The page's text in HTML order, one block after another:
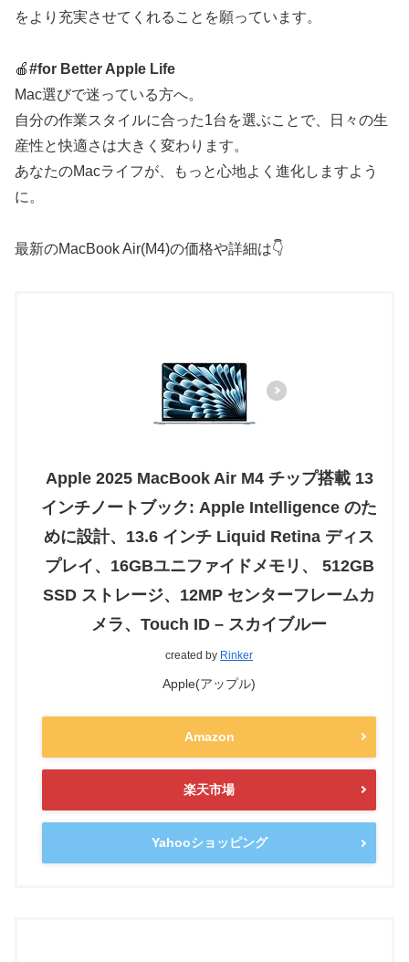
をより充実させてくれることを願っています。
🍎#for Better Apple Life
Mac選びで迷っている方へ。
自分の作業スタイルに合った1台を選ぶことで、日々の生
産性と快適さは大きく変わります。
あなたのMacライフが、もっと心地よく進化しますよう
に。
最新のMacBook Air(M4)の価格や詳細は👇
Apple 2025 MacBook Air M4 チップ搭載 13
インチノートブック: Apple Intelligence のた
めに設計、13.6 インチ Liquid Retina ディス
プレイ、16GBユニファイドメモリ、 512GB
SSD ストレージ、12MP センターフレームカ
メラ、Touch ID – スカイブルー
created by Rinker
Apple(アップル)
Amazon
楽天市場
Yahooショッピング